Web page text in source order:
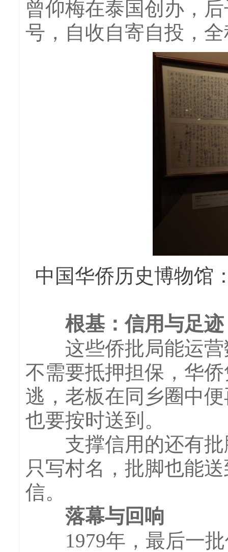
曾仰梅在泰国创办，
号，自收自寄自投，
中国华侨历史博物馆
根基：信用与足迹
这些侨批局能运营
不需要抵押担保，华
逃，老板在同乡圈中
也要按时送到。
支撑信用的还有批
只写村名，批脚也能
信。
落幕与回响
1979年，最后一批